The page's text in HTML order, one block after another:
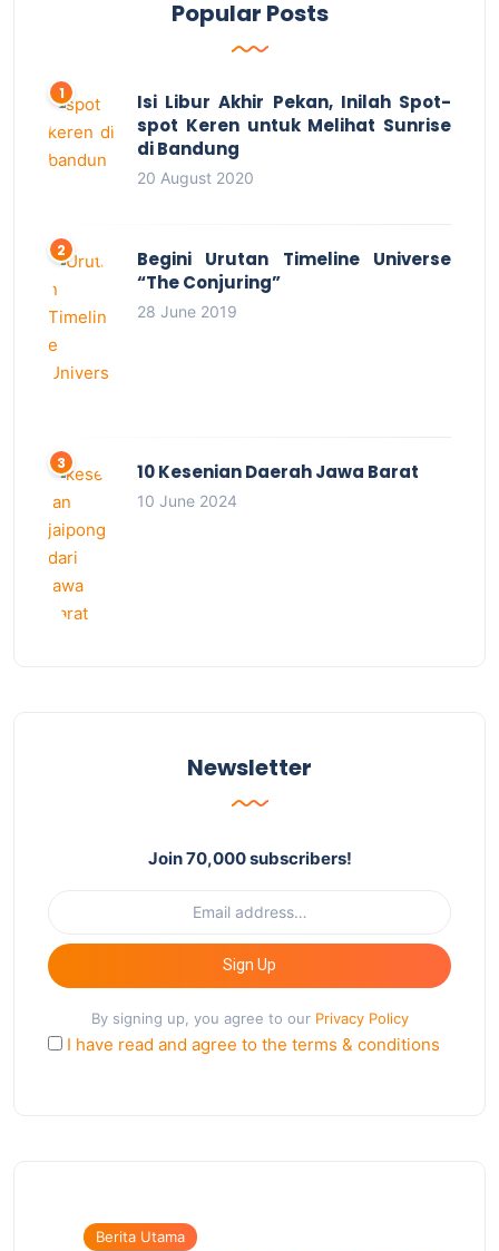
Popular Posts
Isi Libur Akhir Pekan, Inilah Spot-
spot Keren untuk Melihat Sunrise
di Bandung
20 August 2020
Begini Urutan Timeline Universe
“The Conjuring”
28 June 2019
10 Kesenian Daerah Jawa Barat
10 June 2024
Newsletter
Join 70,000 subscribers!
Sign Up
By signing up, you agree to our Privacy Policy
I have read and agree to the terms & conditions
Berita Utama